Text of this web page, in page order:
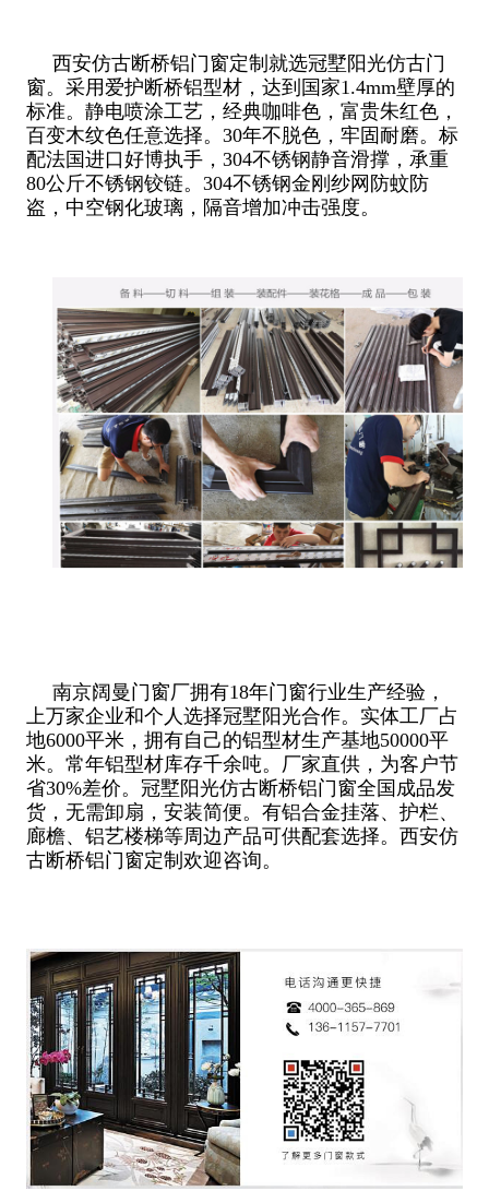
西安仿古断桥铝门窗定制就选冠墅阳光仿古门
窗。采用爱护断桥铝型材，达到国家1.4mm壁厚的
标准。静电喷涂工艺，经典咖啡色，富贵朱红色，
百变木纹色任意选择。30年不脱色，牢固耐磨。标
配法国进口好博执手，304不锈钢静音滑撑，承重
80公斤不锈钢铰链。304不锈钢金刚纱网防蚊防
盗，中空钢化玻璃，隔音增加冲击强度。
南京阔曼门窗厂拥有18年门窗行业生产经验，
上万家企业和个人选择冠墅阳光合作。实体工厂占
地6000平米，拥有自己的铝型材生产基地50000平
米。常年铝型材库存千余吨。厂家直供，为客户节
省30%差价。冠墅阳光仿古断桥铝门窗全国成品发
货，无需卸扇，安装简便。有铝合金挂落、护栏、
廊檐、铝艺楼梯等周边产品可供配套选择。西安仿
古断桥铝门窗定制欢迎咨询。